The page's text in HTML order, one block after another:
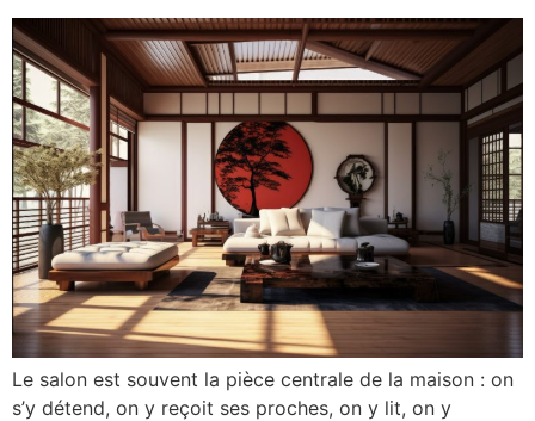
Le salon est souvent la pièce centrale de la maison : on
s’y détend, on y reçoit ses proches, on y lit, on y